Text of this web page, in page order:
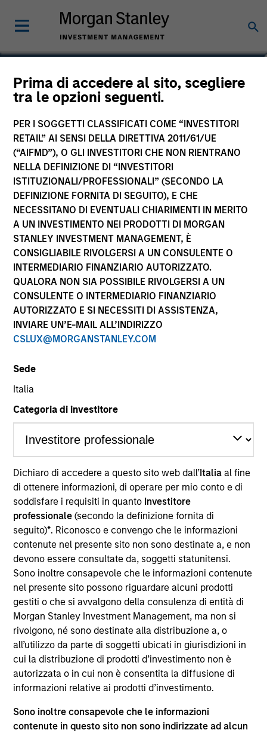
Prima di accedere al sito, scegliere
tra le opzioni seguenti.
PER I SOGGETTI CLASSIFICATI COME “INVESTITORI
RETAIL” AI SENSI DELLA DIRETTIVA 2011/61/UE
(“AIFMD”), O GLI INVESTITORI CHE NON RIENTRANO
NELLA DEFINIZIONE DI “INVESTITORI
ISTITUZIONALI/PROFESSIONALI” (SECONDO LA
DEFINIZIONE FORNITA DI SEGUITO), E CHE
NECESSITANO DI EVENTUALI CHIARIMENTI IN MERITO
A UN INVESTIMENTO NEI PRODOTTI DI MORGAN
STANLEY INVESTMENT MANAGEMENT, È
CONSIGLIABILE RIVOLGERSI A UN CONSULENTE O
INTERMEDIARIO FINANZIARIO AUTORIZZATO.
QUALORA NON SIA POSSIBILE RIVOLGERSI A UN
CONSULENTE O INTERMEDIARIO FINANZIARIO
AUTORIZZATO E SI NECESSITI DI ASSISTENZA,
INVIARE UN’E-MAIL ALL’INDIRIZZO
CSLUX@MORGANSTANLEY.COM
Sede
Italia
Categoria di investitore
Dichiaro di accedere a questo sito web dall’Italia al fine
di ottenere informazioni, di operare per mio conto e di
soddisfare i requisiti in quanto Investitore
professionale(secondo la definizione fornita di
seguito)*. Riconosco e convengo che le informazioni
contenute nel presente sito non sono destinate a, e non
devono essere consultate da, soggetti statunitensi.
Sono inoltre consapevole che le informazioni contenute
nel presente sito possono riguardare alcuni prodotti
gestiti o che si avvalgono della consulenza di entità di
Morgan Stanley Investment Management, ma non si
rivolgono, né sono destinate alla distribuzione a, o
all’utilizzo da parte di soggetti ubicati in giurisdizioni in
cui la distribuzione di prodotti d’investimento non è
autorizzata o in cui non è consentita la diffusione di
informazioni relative ai prodotti d’investimento.
Sono inoltre consapevole che le informazioni
contenute in questo sito non sono indirizzate ad alcun
Trevor G. Smith
Executive Director
YEARS OF INDUSTRY EXPERIENCE
18 Years
Municipals Team
Trevor Smith is a portfolio manager on the
Municipals Team. He is responsible for buy and sell
decisions, portfolio construction, and risk
management for the firm’s municipal bond
strategies. He joined Eaton Vance in 2010. Morgan
Stanley acquired Eaton Vance in March 2021. Trevor
began his career in the investment management
industry in 2008. Before joining Eaton Vance, he
was a municipal research analyst at Lord, Abbett &
Co. He was also affiliated with Financial Security
Assurance and the City of Aspen Finance
Department. Trevor earned a B.A. from Middlebury
Boston University. He is a member of the Boston
Municipal Analysts Forum and the National